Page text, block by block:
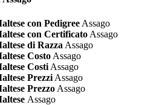
con Pedigree Assago
con Certificato Assago
di Razza Assago
Costo Assago
Costi Assago
Prezzi Assago
Prezzo Assago
Assago